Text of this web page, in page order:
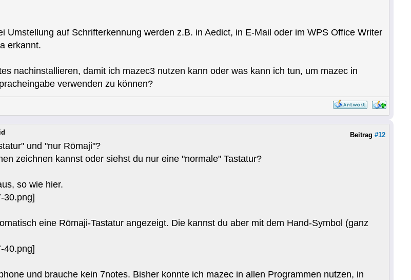
Umstellung auf Schrifterkennung werden z.B. in Aedict, in E-Mail oder im WPS Office Writer
erkannt.
nachinstallieren, damit ich mazec3 nutzen kann oder was kann ich tun, um mazec in
verwenden zu können?
Beitrag #12
und "nur Rōmaji"?
zeichnen kannst oder siehst du nur eine "normale" Tastatur?
so wie hier.
eine Rōmaji-Tastatur angezeigt. Die kannst du aber mit dem Hand-Symbol (ganz
und brauche kein 7notes. Bisher konnte ich mazec in allen Programmen nutzen, in